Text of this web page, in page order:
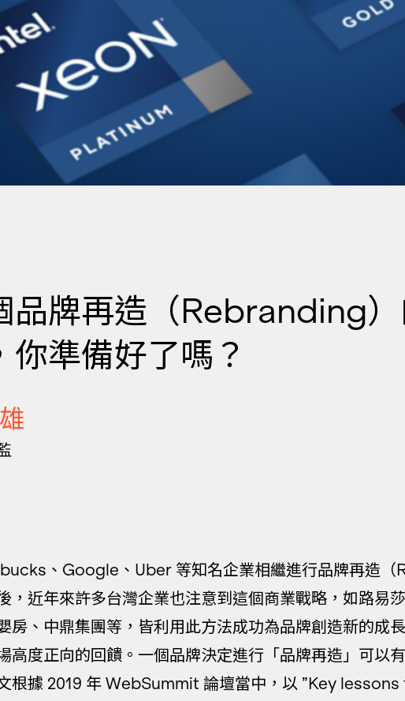
品牌再造（Rebranding
你準備好了嗎？
、Google、Uber 等知名企業相繼進行品牌再造
，近年來許多台灣企業也注意到這個商業戰略，如路易
房、中鼎集團等，皆利用此方法成功為品牌創造新的成
高度正向的回饋。一個品牌決定進行「品牌再造」可以
根據 2019 年 WebSummit 論壇當中，以 ”Key